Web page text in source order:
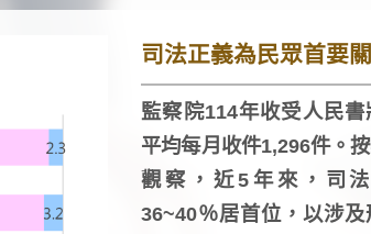
司法正義為民眾首要
監察院114年收受人民書
平均每月收件1,296件。
觀察，近5年來，司
36~40％居首位，以涉